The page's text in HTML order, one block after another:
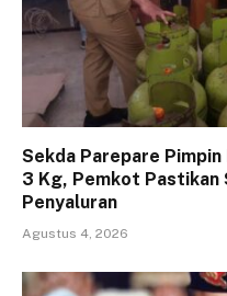
Sekda Parepare
3 Kg, Pemkot Pastikan
Penyaluran
Agustus 4, 2026